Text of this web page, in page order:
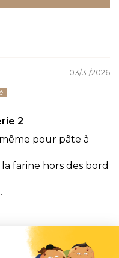
03/31/2026
2
pour pâte à
farine hors des bord